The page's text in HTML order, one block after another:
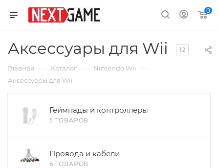
0
Аксессуары для Wii 12
Главная — Каталог — Nintendo Wii —
Аксессуары для Wii
Геймпады и контроллеры
5 ТОВАРОВ
Провода и кабели
6 ТОВАРОВ